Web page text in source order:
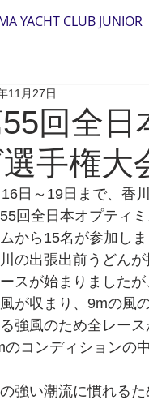
YACHT CLUB JUNIOR
回全日
手権大
11月27日
日～19日まで、香
55回全日本オプティ
から15名が参加し
の出張出前うどん
スが始まりました
が収まり、9mの風
強風のため全レー
のコンディションの
強い潮流に慣れる